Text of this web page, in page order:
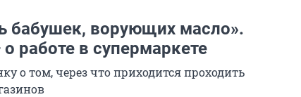
бабушек, ворующих масло».
работе в супермаркете
о том, через что приходится проходить